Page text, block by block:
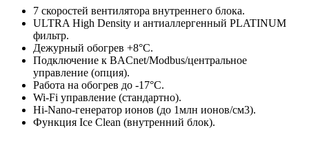
7 скоростей вентилятора внутреннего блока.
ULTRA High Density и антиаллергенный PLATINUM
фильтр.
Дежурный обогрев +8°C.
Подключение к BACnet/Modbus/центральное
управление (опция).
Работа на обогрев до -17°C.
Wi-Fi управление (стандартно).
Hi-Nano-генератор ионов (до 1млн ионов/см3).
Функция Ice Clean (внутренний блок).